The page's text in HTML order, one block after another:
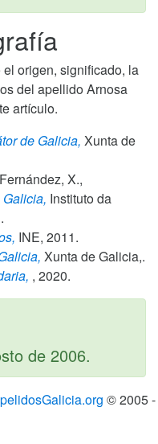
origen, significado, la
del apellido Arnosa
artículo.
de Galicia, Xunta de
X.,
Instituto da
.
INE, 2011.
Xunta de Galicia,.
, 2020.
de 2006.
© 2005 -